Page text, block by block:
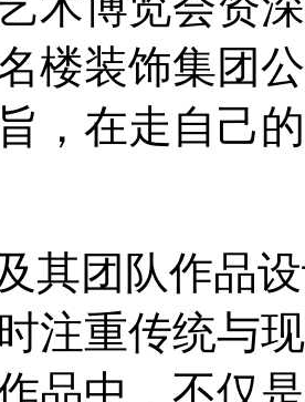
楼装饰集团
，在走自己
其团队作品
注重传统与